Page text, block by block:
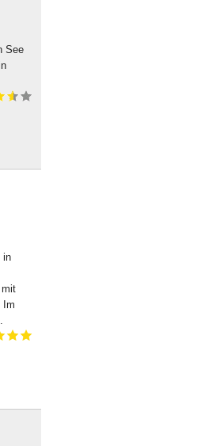
See
in
mit
Im